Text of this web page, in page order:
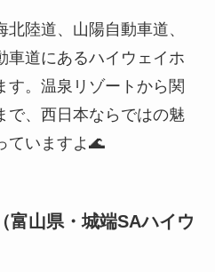
陸道、山陽自動車道、
車道にあるハイウェイホ
す。温泉リゾートから関
で、西日本ならではの魅
ていますよ🌊
富山県・城端SAハイウ